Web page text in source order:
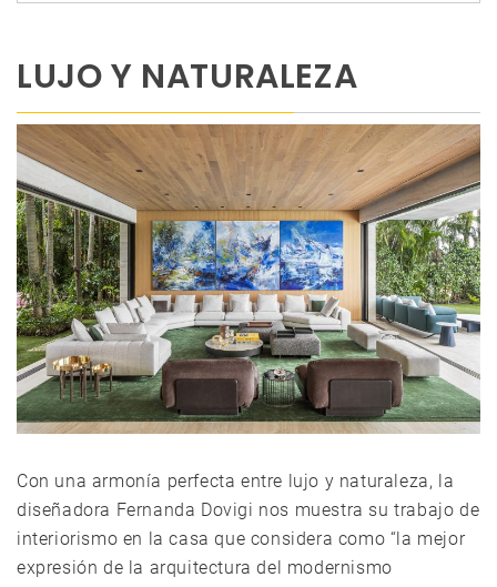
LUJO Y NATURALEZA
Con una armonía perfecta entre lujo y naturaleza, la
diseñadora Fernanda Dovigi nos muestra su trabajo de
interiorismo en la casa que considera como “la mejor
expresión de la arquitectura del modernismo